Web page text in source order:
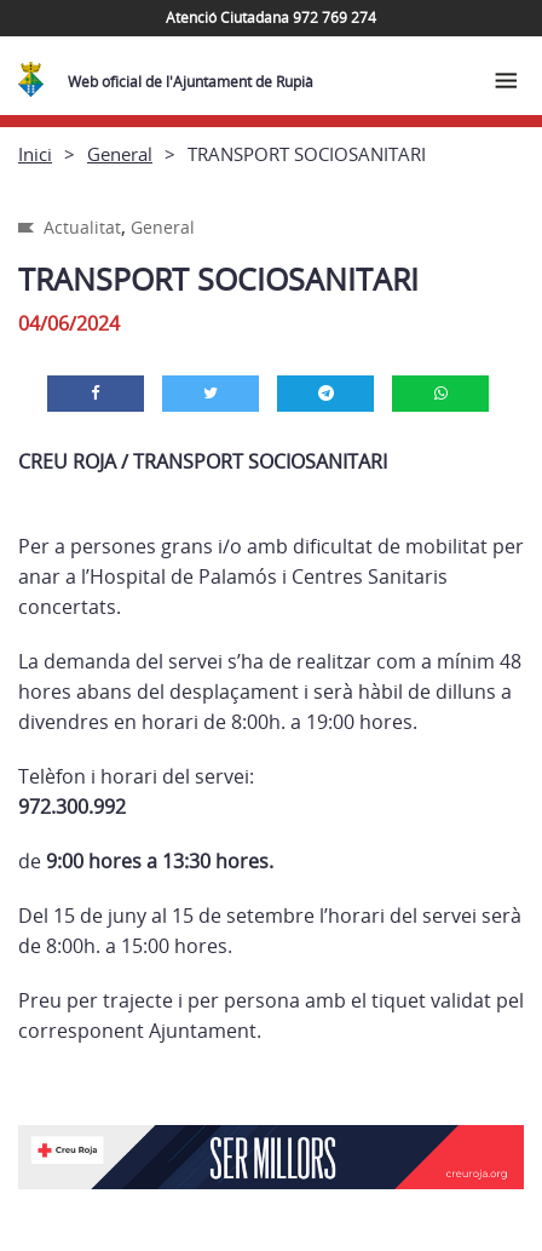
Atenció Ciutadana 972 769 274
Web oficial de l'Ajuntament de Rupià
Inici General TRANSPORT SOCIOSANITARI
Actualitat, General
TRANSPORT SOCIOSANITARI
04/06/2024
CREU ROJA / TRANSPORT SOCIOSANITARI
Per a persones grans i/o amb dificultat de mobilitat per
anar a l’Hospital de Palamós i Centres Sanitaris
concertats.
La demanda del servei s’ha de realitzar com a mínim 48
hores abans del desplaçament i serà hàbil de dilluns a
divendres en horari de 8:00h. a 19:00 hores.
Telèfon i horari del servei:
972.300.992
de9:00 hores a 13:30 hores.
Del 15 de juny al 15 de setembre l’horari del servei serà
de 8:00h. a 15:00 hores.
Preu per trajecte i per persona amb el tiquet validat pel
corresponent Ajuntament.